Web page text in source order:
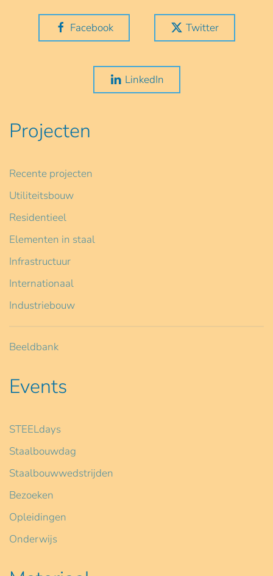
Facebook Twitter
LinkedIn
Projecten
Recente projecten
Utiliteitsbouw
Residentieel
Elementen in staal
Infrastructuur
Internationaal
Industriebouw
Beeldbank
Events
STEELdays
Staalbouwdag
Staalbouwwedstrijden
Bezoeken
Opleidingen
Onderwijs